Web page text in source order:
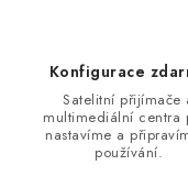
Konfigurace
Satelitní přijímače
multimediální centra
nastavíme a
používání.